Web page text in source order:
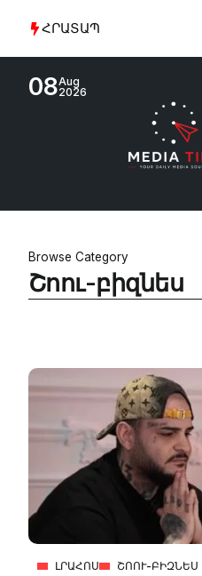
ՀՐԱՏԱՊ
08Aug
2026
4m
8.22k
Browse Category
Շոու-բիզնես
ԼՐԱՀՈՍ ՇՈՈՒ-ԲԻԶՆԵՍ